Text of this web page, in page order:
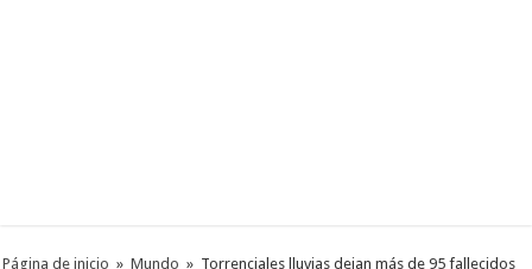
Página de inicio » Mundo » Torrenciales lluvias dejan más de 95 fallecidos